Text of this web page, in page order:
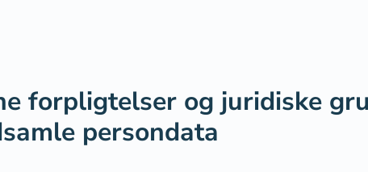
forpligtelser og juridiske
persondata